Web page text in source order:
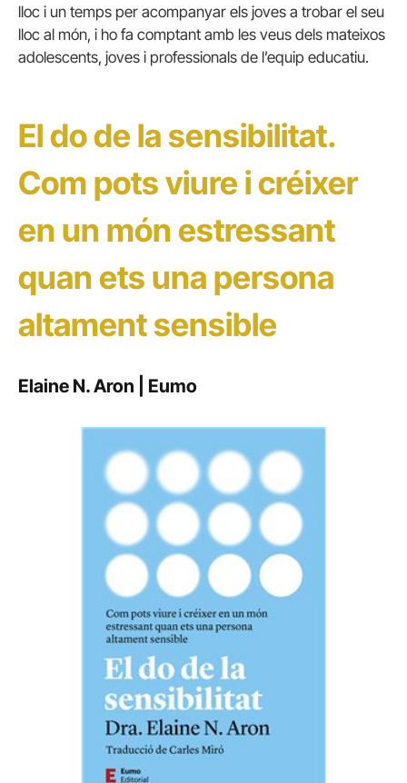
lloc i un temps per acompanyar els joves a trobar el seu
lloc al món, i ho fa comptant amb les veus dels mateixos
adolescents, joves i professionals de l’equip educatiu.
El do de la sensibilitat.
Com pots viure i créixer
en un món estressant
quan ets una persona
altament sensible
Elaine N. Aron | Eumo